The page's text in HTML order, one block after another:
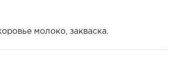
молоко, закваска.